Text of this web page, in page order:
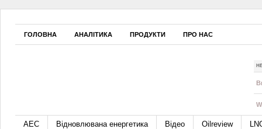
ГОЛОВНА АНАЛІТИКА ПРОДУКТИ ПРО НАС
АЕС Відновлювана енергетика Відео Oilreview